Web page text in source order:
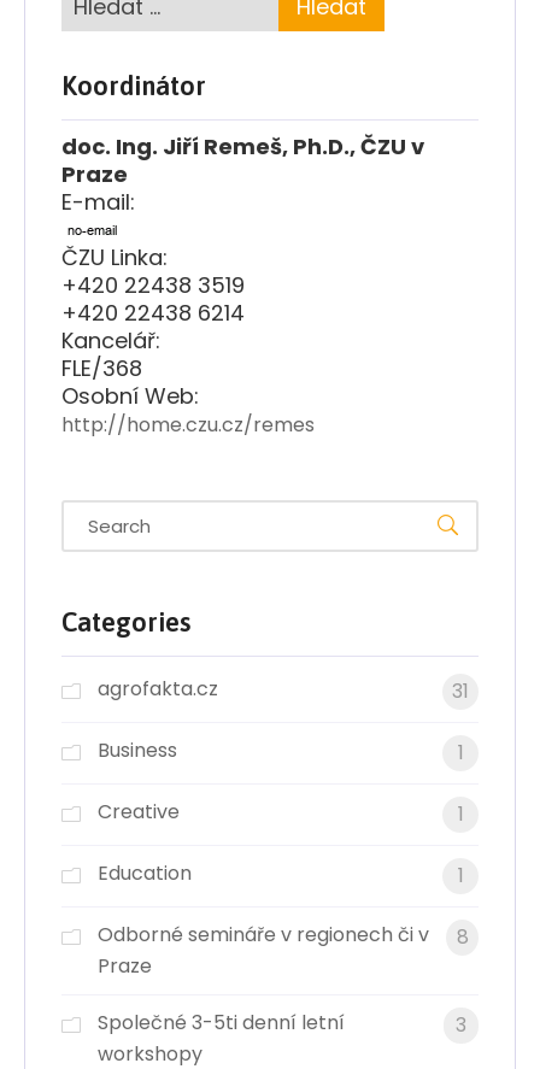
Koordinátor
doc. Ing. Jiří Remeš, Ph.D., ČZU v
Praze
E-mail:
ČZU Linka:
+420 22438 3519
+420 22438 6214
Kancelář:
FLE/368
Osobní Web:
http://home.czu.cz/remes
Categories
agrofakta.cz 31
Business 1
Creative 1
Education 1
Odborné semináře v regionech či v
Praze
8
Společné 3-5ti denní letní
workshopy
3